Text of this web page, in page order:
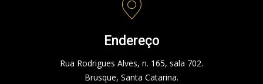
Endereço
Rua Rodrigues Alves, n. 165, sala 702.
Brusque, Santa Catarina.